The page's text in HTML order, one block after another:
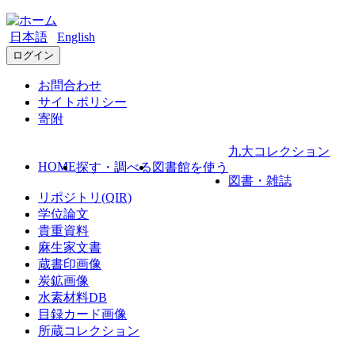
日本語 English
ログイン
お問合わせ
サイトポリシー
寄附
HOME探す・調べる 図書館を使う
九大コレクション
図書・雑誌
リポジトリ(QIR)
学位論文
貴重資料
麻生家文書
蔵書印画像
炭鉱画像
水素材料DB
目録カード画像
所蔵コレクション